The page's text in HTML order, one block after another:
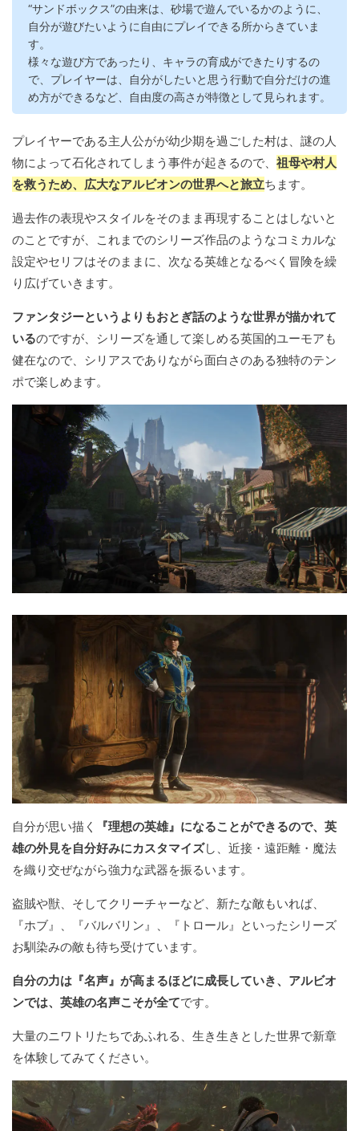
“サンドボックス”の由来は、砂場で遊んでいるかのように、
自分が遊びたいように自由にプレイできる所からきていま
す。
様々な遊び方であったり、キャラの育成ができたりするの
で、プレイヤーは、自分がしたいと思う行動で自分だけの進
め方ができるなど、自由度の高さが特徴として見られます。
プレイヤーである主人公がが幼少期を過ごした村は、謎の人
物によって石化されてしまう事件が起きるので、 祖母や村人
を救うため、広大なアルビオンの世界へと旅立ちます。
過去作の表現やスタイルをそのまま再現することはしないと
のことですが、これまでのシリーズ作品のようなコミカルな
設定やセリフはそのままに、次なる英雄となるべく冒険を繰
り広げていきます。
ファンタジーというよりもおとぎ話のような世界が描かれて
いるのですが、シリーズを通して楽しめる英国的ユーモアも
健在なので、シリアスでありながら面白さのある独特のテン
ポで楽しめます。
自分が思い描く
『理想の英雄』になることができるので、英
雄の外見を自分好みにカスタマイズし、近接・遠距離・魔法
を織り交ぜながら強力な武器を振るいます。
盗賊や獣、そしてクリーチャーなど、新たな敵もいれば、
『ホブ』、『バルバリン』、『トロール』といったシリーズ
お馴染みの敵も待ち受けています。
自分の力は『名声』が高まるほどに成長していき、アルビオ
ンでは、英雄の名声こそが全てです。
大量のニワトリたちであふれる、生き生きとした世界で新章
を体験してみてください。